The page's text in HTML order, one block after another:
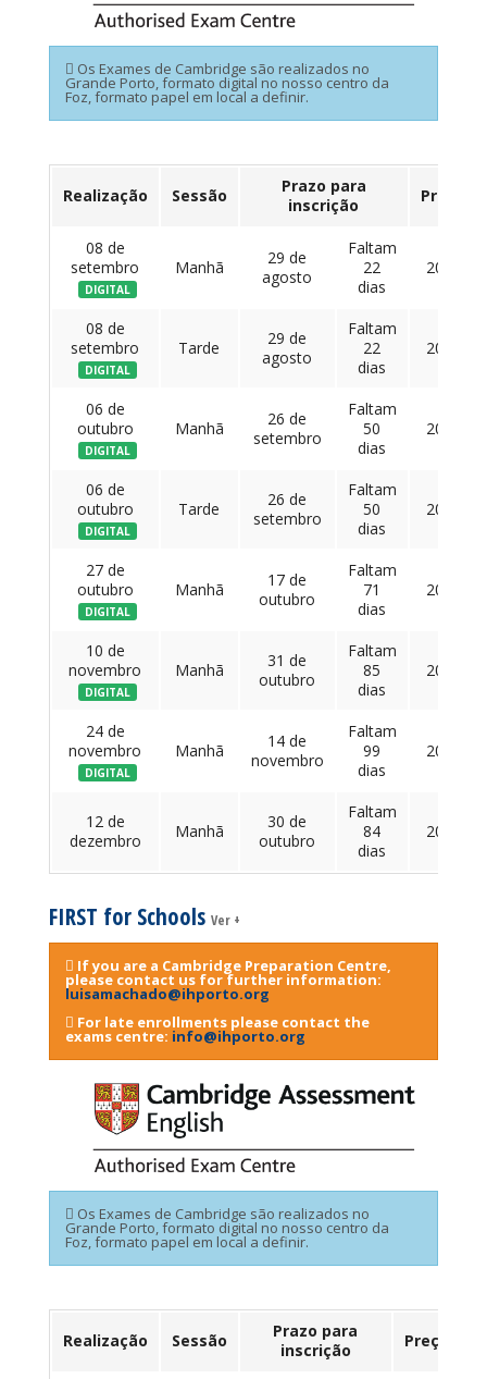
Os Exames de Cambridge são realizados no
Grande Porto, formato digital no nosso centro da
Foz, formato papel em local a definir.
Realização Sessão
Prazo para
inscrição
Preço
08 de
setembro
DIGITAL
Manhã
29 de
agosto
Faltam
22
dias
201 €
08 de
setembro
DIGITAL
Tarde
29 de
agosto
Faltam
22
dias
201 €
06 de
outubro
DIGITAL
Manhã
26 de
setembro
Faltam
50
dias
201 €
06 de
outubro
DIGITAL
Tarde
26 de
setembro
Faltam
50
dias
201 €
27 de
outubro
DIGITAL
Manhã
17 de
outubro
Faltam
71
dias
201 €
10 de
novembro
DIGITAL
Manhã
31 de
outubro
Faltam
85
dias
201 €
24 de
novembro
DIGITAL
Manhã
14 de
novembro
Faltam
99
dias
201 €
12 de
dezembro
Manhã
30 de
outubro
Faltam
84
dias
201 €
FIRST for Schools Ver +
If you are a Cambridge Preparation Centre,
please contact us for further information:
luisamachado@ihporto.org
For late enrollments please contact the
exams centre: info@ihporto.org
Os Exames de Cambridge são realizados no
Grande Porto, formato digital no nosso centro da
Foz, formato papel em local a definir.
Realização Sessão
Prazo para
inscrição
Preço